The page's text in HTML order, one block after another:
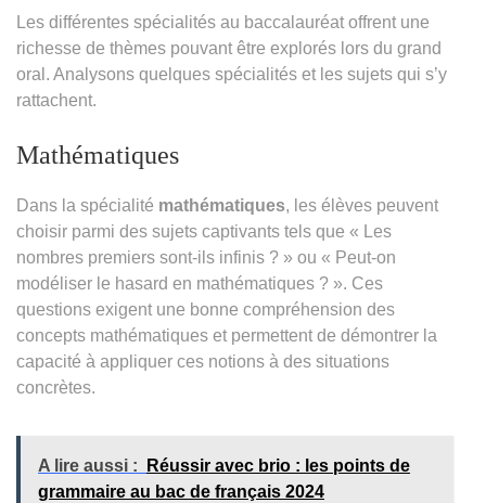
Les différentes spécialités au baccalauréat offrent une
richesse de thèmes pouvant être explorés lors du grand
oral. Analysons quelques spécialités et les sujets qui s’y
rattachent.
Mathématiques
Dans la spécialité mathématiques, les élèves peuvent
choisir parmi des sujets captivants tels que « Les
nombres premiers sont-ils infinis ? » ou « Peut-on
modéliser le hasard en mathématiques ? ». Ces
questions exigent une bonne compréhension des
concepts mathématiques et permettent de démontrer la
capacité à appliquer ces notions à des situations
concrètes.
A lire aussi :
Réussir avec brio : les points de
grammaire au bac de français 2024